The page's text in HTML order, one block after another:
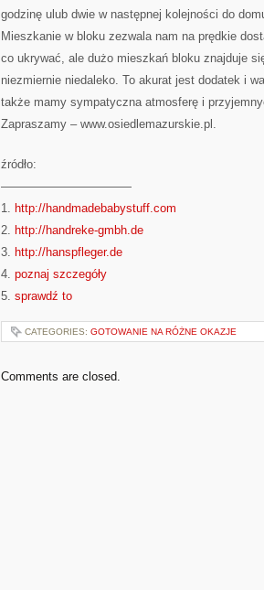
godzinę ulub dwie w następnej kolejności do
Mieszkanie w bloku zezwala nam na prędkie
co ukrywać, ale dużo mieszkań bloku znajduje
niezmiernie niedaleko. To akurat jest dodatek i
także mamy sympatyczna atmosferę i
Zapraszamy – www.osiedlemazurskie.pl.
źródło:
———————————
1. http://handmadebabystuff.com
2. http://handreke-gmbh.de
3. http://hanspfleger.de
4. poznaj szczegóły
5. sprawdź to
CATEGORIES: GOTOWANIE NA RÓŻNE OKAZJE
Comments are closed.